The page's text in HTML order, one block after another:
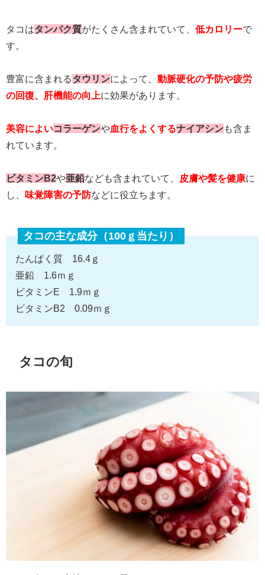
タコはタンパク質がたくさん含まれていて、 低カロリーで
す。
豊富に含まれるタウリンによって、 動脈硬化の予防や疲労
の回復、肝機能の向上に効果があります。
美容によいコラーゲンや血行をよくするナイアシンも含ま
れています。
ビタミンB2や亜鉛なども含まれていて、 皮膚や髪を健康に
し、
味覚障害の予防などに役立ちます。
タコの主な成分（100ｇ当たり）
たんぱく質 16.4ｇ
亜鉛 1.6ｍｇ
ビタミンE 1.9ｍｇ
ビタミンB2 0.09ｍｇ
タコの旬